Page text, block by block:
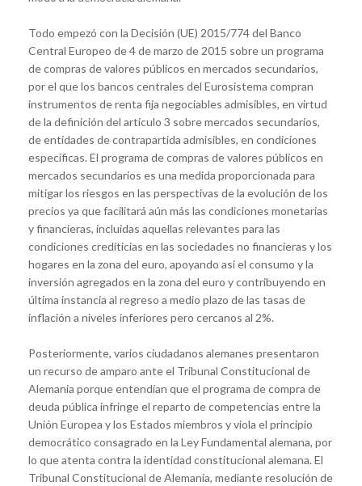
Todo empezó con la Decisión (UE) 2015/774 del Banco
Central Europeo de 4 de marzo de 2015 sobre un programa
de compras de valores públicos en mercados secundarios,
por el que los bancos centrales del Eurosistema compran
instrumentos de renta fija negociables admisibles, en virtud
de la definición del artículo 3 sobre mercados secundarios,
de entidades de contrapartida admisibles, en condiciones
específicas. El programa de compras de valores públicos en
mercados secundarios es una medida proporcionada para
mitigar los riesgos en las perspectivas de la evolución de los
precios ya que facilitará aún más las condiciones monetarias
y financieras, incluidas aquellas relevantes para las
condiciones crediticias en las sociedades no financieras y los
hogares en la zona del euro, apoyando así el consumo y la
inversión agregados en la zona del euro y contribuyendo en
última instancia al regreso a medio plazo de las tasas de
inflación a niveles inferiores pero cercanos al 2%.
Posteriormente, varios ciudadanos alemanes presentaron
un recurso de amparo ante el Tribunal Constitucional de
Alemania porque entendían que el programa de compra de
deuda pública infringe el reparto de competencias entre la
Unión Europea y los Estados miembros y viola el principio
democrático consagrado en la Ley Fundamental alemana, por
lo que atenta contra la identidad constitucional alemana. El
Tribunal Constitucional de Alemania, mediante resolución de